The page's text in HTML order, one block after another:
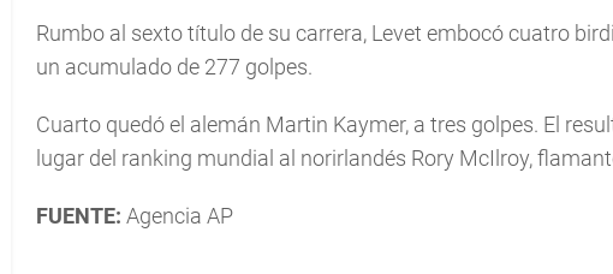
Rumbo al sexto tí­tulo de su carrera, Levet embocó cuatro
un acumulado de 277 golpes.
Cuarto quedó el alemán Martin Kaymer, a tres golpes. El
lugar del ranking mundial al norirlandés Rory McIlroy,
FUENTE: Agencia AP